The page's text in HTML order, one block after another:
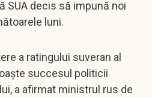
SUA decis să impună noi
luni.
a ratingului suveran al
succesul politicii
a afirmat ministrul rus de